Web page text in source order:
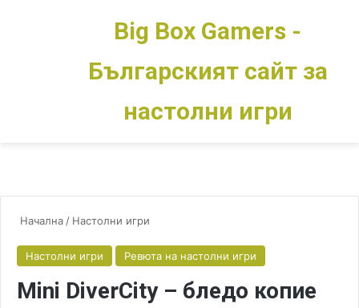
Switch skin
Big Box Gamers -
Българският сайт за
настолни игри
Начална / Настолни игри
Настолни игри Ревюта на настолни игри
Mini DiverCity – бледо копие